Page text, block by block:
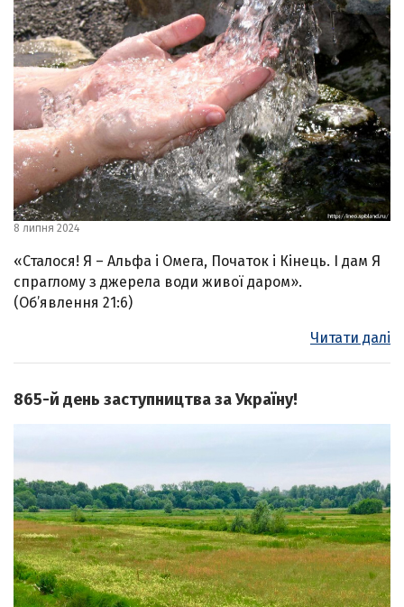
8 липня 2024
«Сталося! Я – Альфа і Омега, Початок і Кінець. І дам Я
спраглому з джерела води живої даром».
(Об’явлення 21:6)
Читати далі
865-й день заступництва за Україну!